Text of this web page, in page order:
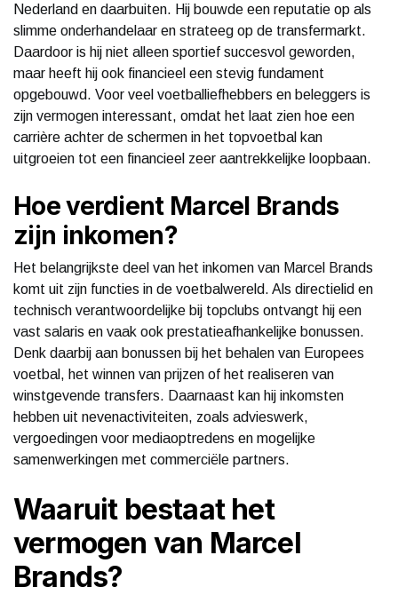
Nederland en daarbuiten. Hij bouwde een reputatie op als
slimme onderhandelaar en strateeg op de transfermarkt.
Daardoor is hij niet alleen sportief succesvol geworden,
maar heeft hij ook financieel een stevig fundament
opgebouwd. Voor veel voetballiefhebbers en beleggers is
zijn vermogen interessant, omdat het laat zien hoe een
carrière achter de schermen in het topvoetbal kan
uitgroeien tot een financieel zeer aantrekkelijke loopbaan.
Hoe verdient Marcel Brands
zijn inkomen?
Het belangrijkste deel van het inkomen van Marcel Brands
komt uit zijn functies in de voetbalwereld. Als directielid en
technisch verantwoordelijke bij topclubs ontvangt hij een
vast salaris en vaak ook prestatieafhankelijke bonussen.
Denk daarbij aan bonussen bij het behalen van Europees
voetbal, het winnen van prijzen of het realiseren van
winstgevende transfers. Daarnaast kan hij inkomsten
hebben uit nevenactiviteiten, zoals advieswerk,
vergoedingen voor mediaoptredens en mogelijke
samenwerkingen met commerciële partners.
Waaruit bestaat het
vermogen van Marcel
Brands?